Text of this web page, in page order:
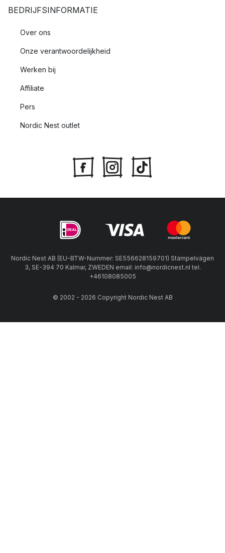
BEDRIJFSINFORMATIE
Over ons
Onze verantwoordelijkheid
Werken bij
Affiliate
Pers
Nordic Nest outlet
Nordic Nest AB (EU-BTW-Nummer: SE556628159701) Stämpelvägen
3, SE-394 70 Kalmar, ZWEDEN email: info@nordicnest.nl tel.
+46108085005
© 2002 - 2026 Copyright Nordic Nest AB